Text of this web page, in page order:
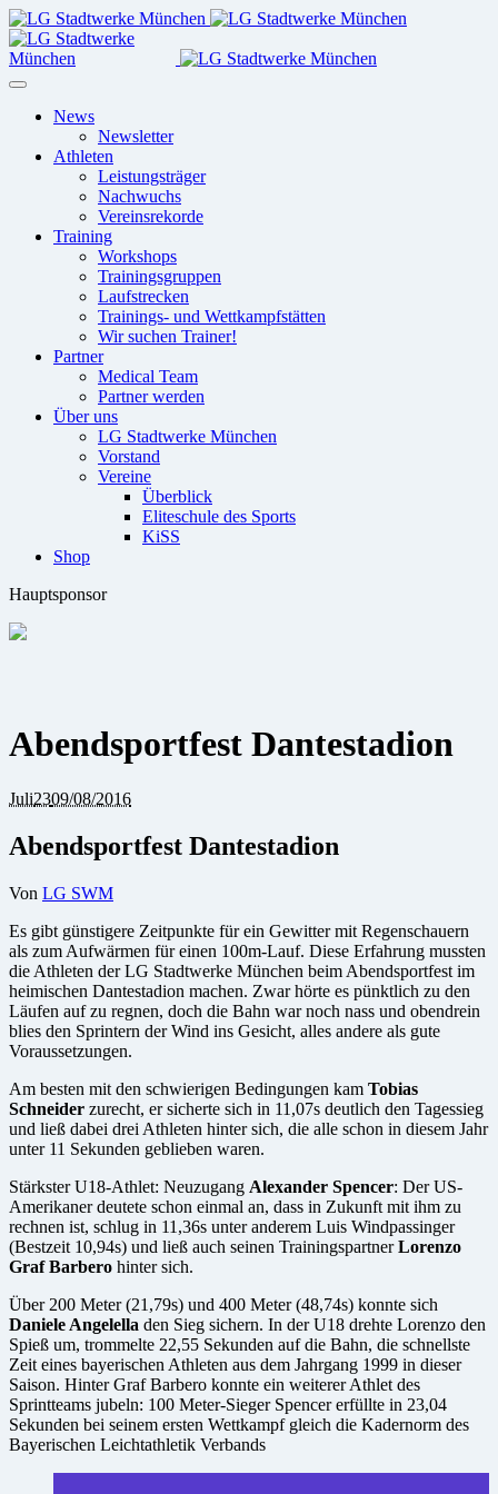
News
Newsletter
Athleten
Leistungsträger
Nachwuchs
Vereinsrekorde
Training
Workshops
Trainingsgruppen
Laufstrecken
Trainings- und Wettkampfstätten
Wir suchen Trainer!
Partner
Medical Team
Partner werden
Über uns
LG Stadtwerke München
Vorstand
Vereine
Überblick
Eliteschule des Sports
KiSS
Shop
Hauptsponsor
Abendsportfest Dantestadion
Juli2309/08/2016
Abendsportfest Dantestadion
Von LG SWM
Es gibt günstigere Zeitpunkte für ein Gewitter mit Regenschauern
als zum Aufwärmen für einen 100m-Lauf. Diese Erfahrung mussten
die Athleten der LG Stadtwerke München beim Abendsportfest im
heimischen Dantestadion machen. Zwar hörte es pünktlich zu den
Läufen auf zu regnen, doch die Bahn war noch nass und obendrein
blies den Sprintern der Wind ins Gesicht, alles andere als gute
Voraussetzungen.
Am besten mit den schwierigen Bedingungen kam Tobias
Schneider zurecht, er sicherte sich in 11,07s deutlich den Tagessieg
und ließ dabei drei Athleten hinter sich, die alle schon in diesem Jahr
unter 11 Sekunden geblieben waren.
Stärkster U18-Athlet: Neuzugang Alexander Spencer: Der US-
Amerikaner deutete schon einmal an, dass in Zukunft mit ihm zu
rechnen ist, schlug in 11,36s unter anderem Luis Windpassinger
(Bestzeit 10,94s) und ließ auch seinen TrainingspartnerLorenzo
Graf Barbero hinter sich.
Über 200 Meter (21,79s) und 400 Meter (48,74s) konnte sich
Daniele Angelella den Sieg sichern. In der U18 drehte Lorenzo den
Spieß um, trommelte 22,55 Sekunden auf die Bahn, die schnellste
Zeit eines bayerischen Athleten aus dem Jahrgang 1999 in dieser
Saison. Hinter Graf Barbero konnte ein weiterer Athlet des
Sprintteams jubeln: 100 Meter-Sieger Spencer erfüllte in 23,04
Sekunden bei seinem ersten Wettkampf gleich die Kadernorm des
Bayerischen Leichtathletik Verbands